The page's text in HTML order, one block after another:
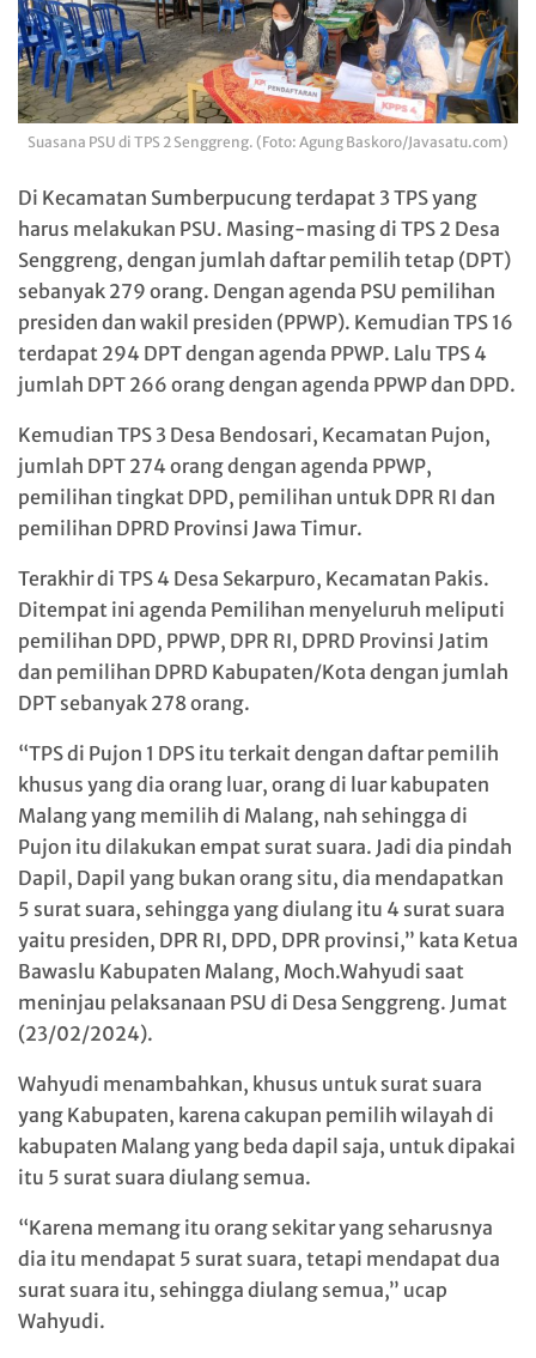
Suasana PSU di TPS 2 Senggreng. (Foto: Agung Baskoro/Javasatu.com)
Di Kecamatan Sumberpucung terdapat 3 TPS yang
harus melakukan PSU. Masing-masing di TPS 2 Desa
Senggreng, dengan jumlah daftar pemilih tetap (DPT)
sebanyak 279 orang. Dengan agenda PSU pemilihan
presiden dan wakil presiden (PPWP). Kemudian TPS 16
terdapat 294 DPT dengan agenda PPWP. Lalu TPS 4
jumlah DPT 266 orang dengan agenda PPWP dan DPD.
Kemudian TPS 3 Desa Bendosari, Kecamatan Pujon,
jumlah DPT 274 orang dengan agenda PPWP,
pemilihan tingkat DPD, pemilihan untuk DPR RI dan
pemilihan DPRD Provinsi Jawa Timur.
Terakhir di TPS 4 Desa Sekarpuro, Kecamatan Pakis.
Ditempat ini agenda Pemilihan menyeluruh meliputi
pemilihan DPD, PPWP, DPR RI, DPRD Provinsi Jatim
dan pemilihan DPRD Kabupaten/Kota dengan jumlah
DPT sebanyak 278 orang.
“TPS di Pujon 1 DPS itu terkait dengan daftar pemilih
khusus yang dia orang luar, orang di luar kabupaten
Malang yang memilih di Malang, nah sehingga di
Pujon itu dilakukan empat surat suara. Jadi dia pindah
Dapil, Dapil yang bukan orang situ, dia mendapatkan
5 surat suara, sehingga yang diulang itu 4 surat suara
yaitu presiden, DPR RI, DPD, DPR provinsi,” kata Ketua
Bawaslu Kabupaten Malang, Moch.Wahyudi saat
meninjau pelaksanaan PSU di Desa Senggreng. Jumat
(23/02/2024).
Wahyudi menambahkan, khusus untuk surat suara
yang Kabupaten, karena cakupan pemilih wilayah di
kabupaten Malang yang beda dapil saja, untuk dipakai
itu 5 surat suara diulang semua.
“Karena memang itu orang sekitar yang seharusnya
dia itu mendapat 5 surat suara, tetapi mendapat dua
surat suara itu, sehingga diulang semua,” ucap
Wahyudi.